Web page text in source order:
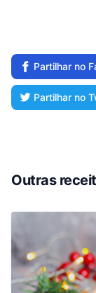
Partilhar no
Partilhar no
Outras